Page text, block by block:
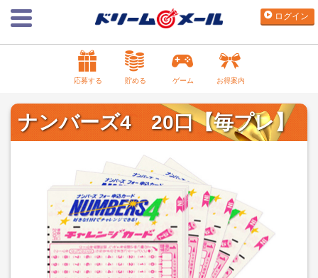
ログイン
応募する 貯める ゲーム お得案内
ナンバーズ4 20口【毎プレ】